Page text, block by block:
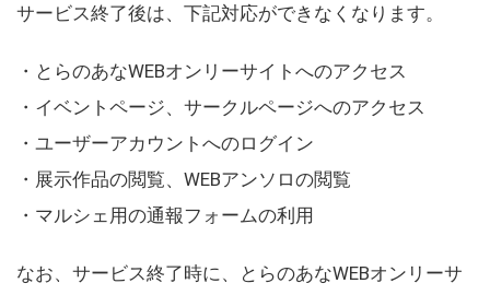
サービス終了後は、下記対応ができなくなります。
・とらのあなWEBオンリーサイトへのアクセス
・イベントページ、サークルページへのアクセス
・ユーザーアカウントへのログイン
・展示作品の閲覧、WEBアンソロの閲覧
・マルシェ用の通報フォームの利用
なお、サービス終了時に、とらのあなWEBオンリーサ